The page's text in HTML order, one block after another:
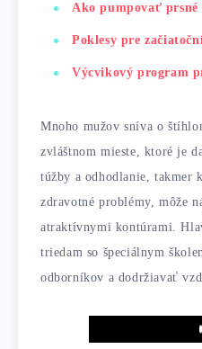
Ako pumpovať prsné
Poklesy pre
Výcvikový program
Mnoho mužov sníva o
zvláštnom mieste, ktoré je
túžby a odhodlanie, takmer
zdravotné problémy, môže
atraktívnymi kontúrami.
triedam so špeciálnym
odborníkov a dodržiavať